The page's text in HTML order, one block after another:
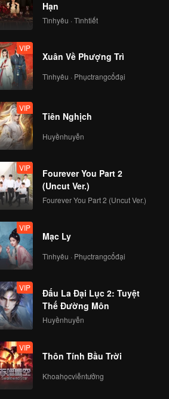
Hạn
Tìnhyêu · Tìnhtiết
VIP
Xuân Về Phượng Trì
Tìnhyêu · Phụctrangcổđại
VIP
Tiên Nghịch
Huyềnhuyễn
VIP
Fourever You Part 2
(Uncut Ver.)
Fourever You Part 2 (Uncut Ver.)
VIP
Mạc Ly
Tìnhyêu · Phụctrangcổđại
VIP
Đấu La Đại Lục 2: Tuyệt
Thế Đường Môn
Huyềnhuyễn
VIP
Thôn Tính Bầu Trời
Khoahọcviễntưởng